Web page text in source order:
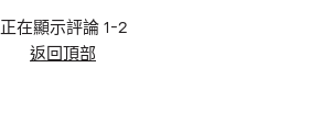
正在顯示評論 1-2
返回頂部